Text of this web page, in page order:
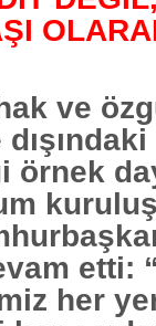
ve
etti:
her